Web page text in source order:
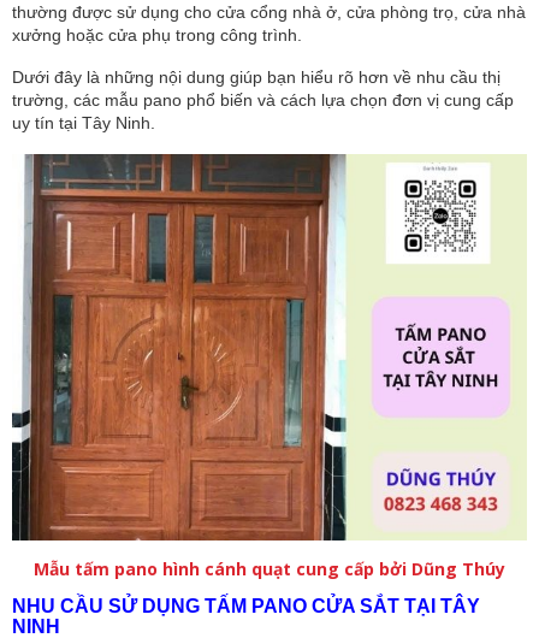
thường được sử dụng cho cửa cổng nhà ở, cửa phòng trọ, cửa nhà
xưởng hoặc cửa phụ trong công trình.
Dưới đây là những nội dung giúp bạn hiểu rõ hơn về nhu cầu thị
trường, các mẫu pano phổ biến và cách lựa chọn đơn vị cung cấp
uy tín tại Tây Ninh.
Mẫu tấm pano hình cánh quạt cung cấp bởi Dũng Thúy
NHU CẦU SỬ DỤNG TẤM PANO CỬA SẮT TẠI TÂY
NINH